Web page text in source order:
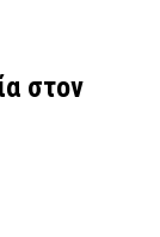
στον